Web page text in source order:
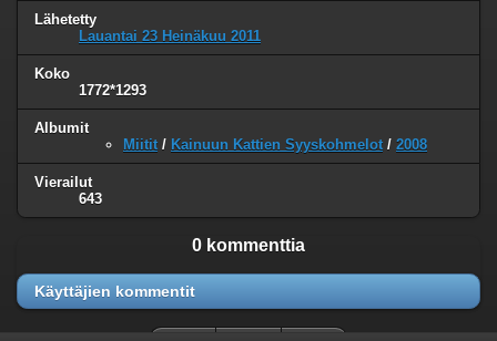
Lähetetty
Lauantai 23 Heinäkuu 2011
Koko
1772*1293
Albumit
Miitit / Kainuun Kattien Syyskohmelot / 2008
Vierailut
643
0 kommenttia
Käyttäjien kommentit